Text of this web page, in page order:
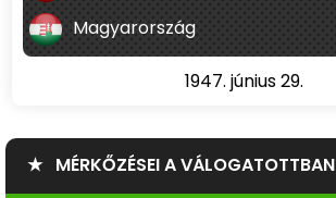
Magyarország
1947. június 29.
★ MÉRKŐZÉSEI A VÁLOGATOTTBAN